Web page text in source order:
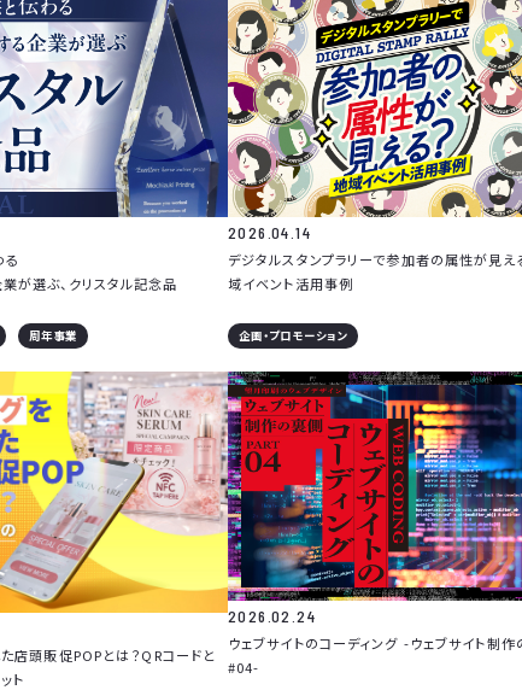
る
が選ぶ、クリスタル記念品
周年事業
2026.04.14
デジタルスタンプラリーで参加者の属性が見え
域イベント活用事例
企画・プロモーション
店頭販促POPとは？QRコードと
ト
2026.02.24
ウェブサイトのコーディング -ウェブサイト制作
#04-